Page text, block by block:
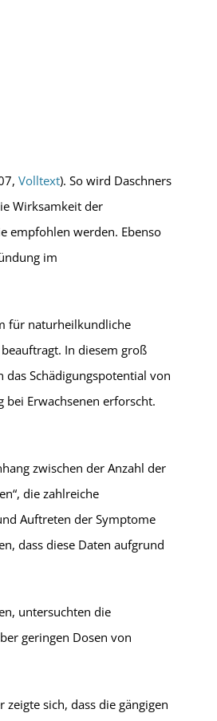
Volltext). So wird Daschners
Wirksamkeit der
empfohlen werden. Ebenso
im
für naturheilkundliche
In diesem groß
Schädigungspotential von
Erwachsenen erforscht.
zwischen der Anzahl der
die zahlreiche
Auftreten der Symptome
dass diese Daten aufgrund
untersuchten die
geringen Dosen von
sich, dass die gängigen